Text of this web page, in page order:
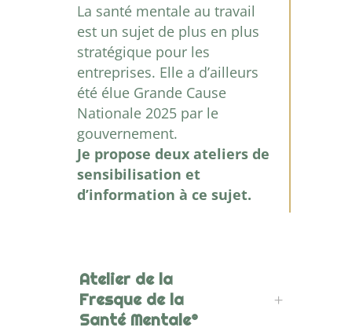
La santé mentale au travail
est un sujet de plus en plus
stratégique pour les
entreprises. Elle a d’ailleurs
été élue Grande Cause
Nationale 2025 par le
gouvernement.
Je propose deux ateliers de
sensibilisation et
d’information à ce sujet.
Atelier de la
Fresque de la
Santé Mentale®